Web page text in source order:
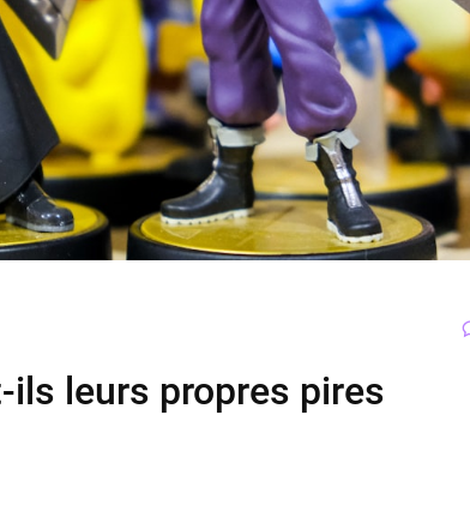
leurs propres pires